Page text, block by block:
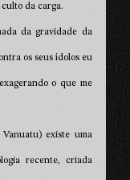
da carga.
da gravidade da
os seus ídolos eu
o que me
existe uma
recente, criada